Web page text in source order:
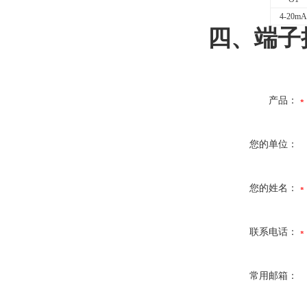
4-20mA
四、端
产品：
您的单位：
您的姓名：
联系电话：
常用邮箱：